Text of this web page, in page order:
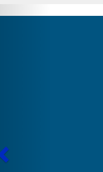
Previous